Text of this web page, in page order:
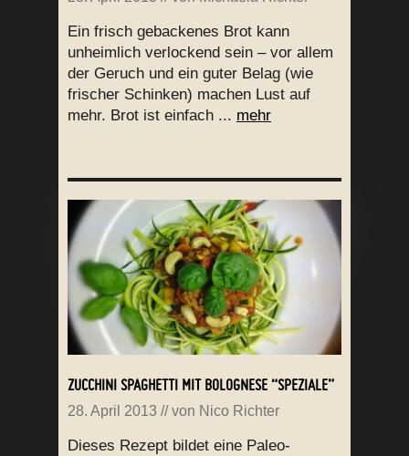
Ein frisch gebackenes Brot kann
unheimlich verlockend sein – vor allem
der Geruch und ein guter Belag (wie
frischer Schinken) machen Lust auf
mehr. Brot ist einfach ... mehr
ZUCCHINI SPAGHETTI MIT BOLOGNESE “SPEZIALE”
28. April 2013 // von Nico Richter
Dieses Rezept bildet eine Paleo-